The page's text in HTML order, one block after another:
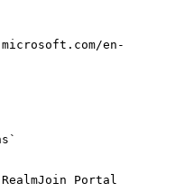
en-
Portal